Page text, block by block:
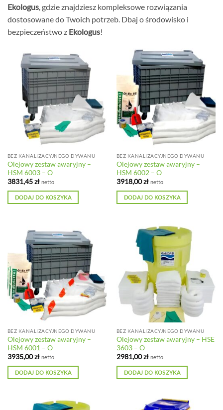
Ekologus, gdzie znajdziesz kompleksowe rozwiązania
dostosowane do Twoich potrzeb. Dbaj o środowisko i
bezpieczeństwo z Ekologus!
BEZ KANALIZACYJNEGO DYWANU
Olejowy zestaw awaryjny –
HSM 6003 – O
3831,45zł netto
DODAJ DO KOSZYKA
BEZ KANALIZACYJNEGO DYWANU
Olejowy zestaw awaryjny –
HSM 6002 – O
3918,00zł netto
DODAJ DO KOSZYKA
BEZ KANALIZACYJNEGO DYWANU
Olejowy zestaw awaryjny –
HSM 6001 – O
3935,00zł netto
DODAJ DO KOSZYKA
BEZ KANALIZACYJNEGO DYWANU
Olejowy zestaw awaryjny – HSE
3603 – O
2981,00zł netto
DODAJ DO KOSZYKA